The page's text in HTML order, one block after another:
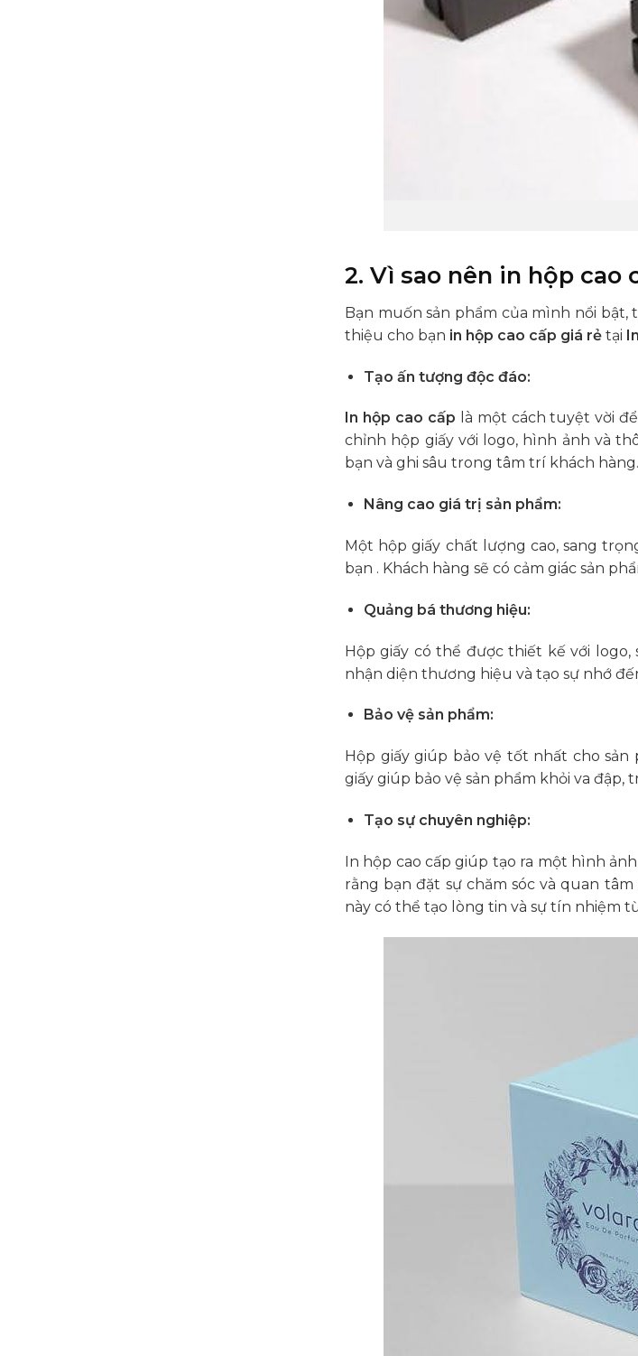
2. Vì sao nên in hộp cao
Bạn muốn sản phẩm của mình nổi
thiệu cho bạn in hộp cao cấp giá rẻ tại
Tạo ấn tượng độc đáo:
In hộp cao cấp là một cách tuyệt vời
chỉnh hộp giấy với logo, hình ảnh và
bạn và ghi sâu trong tâm trí khách hàng.
Nâng cao giá trị sản phẩm:
Một hộp giấy chất lượng cao, sang
bạn . Khách hàng sẽ có cảm giác sản
Quảng bá thương hiệu:
Hộp giấy có thể được thiết kế với
nhận diện thương hiệu và tạo sự nhớ
Bảo vệ sản phẩm:
Hộp giấy giúp bảo vệ tốt nhất cho
giấy giúp bảo vệ sản phẩm khỏi va
Tạo sự chuyên nghiệp:
In hộp cao cấp giúp tạo ra một hình
rằng bạn đặt sự chăm sóc và quan
này có thể tạo lòng tin và sự tín nhiệm